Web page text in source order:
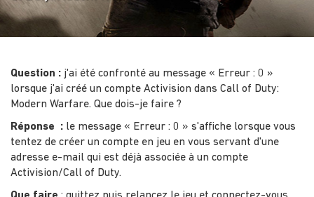
Question : j'ai été confronté au message « Erreur : 0 »
lorsque j'ai créé un compte Activision dans Call of Duty:
Modern Warfare. Que dois-je faire ?
Réponse : le message « Erreur : 0 » s'affiche lorsque vous
tentez de créer un compte en jeu en vous servant d'une
adresse e-mail qui est déjà associée à un compte
Activision/Call of Duty.